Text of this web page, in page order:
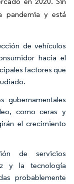
pandemia y está
de vehículos
hacia el
factores que
gubernamentales
como ceras y
el crecimiento
de servicios
y la tecnología
probablemente